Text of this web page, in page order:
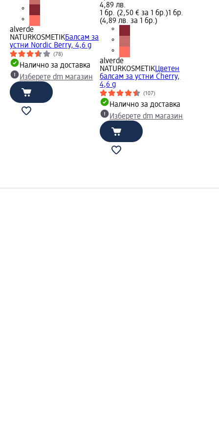
alverde
NATURKOSMETIKБалсам за
устни Nordic Berry, 4,6 g
(78)
Налично за доставка
Изберете dm магазин
4,89 лв.
1 бр. (2,50 € за 1 бр.)1 бр.
(4,89 лв. за 1 бр.)
alverde
NATURKOSMETIKЦветен
балсам за устни Cherry,
4,6 g
(107)
Налично за доставка
Изберете dm магазин